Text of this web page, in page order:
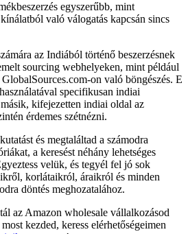
egyszerűbb, mint
való válogatás kapcsán sincs
az Indiából történő beszerzésnek
sourcing webhelyeken, mint például
on való böngészés. E
specifikusan indiai
kifejezetten indiai oldal az
érdemes szétnézni.
és megtaláltad a számodra
a keresést néhány lehetséges
velük, és tegyél fel jó sok
korlátaikról, áraikról és minden
döntés meghozatalához.
az Amazon wholesale vállalkozásod
kezded, keress elérhetőségeimen